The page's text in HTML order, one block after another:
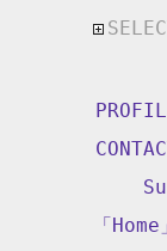
「Home」